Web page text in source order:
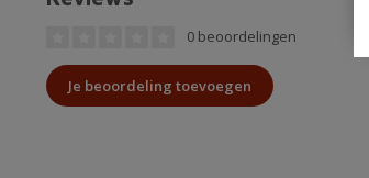
0 beoordelingen
Je beoordeling toevoegen